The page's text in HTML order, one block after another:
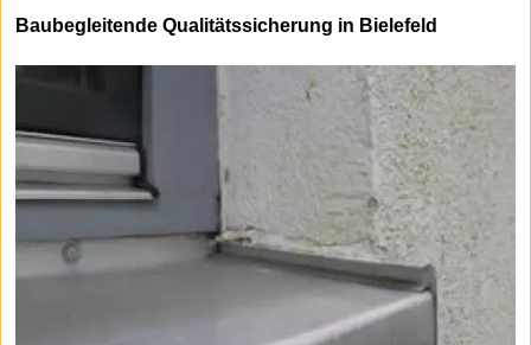
Baubegleitende Qualitätssicherung in Bielefeld